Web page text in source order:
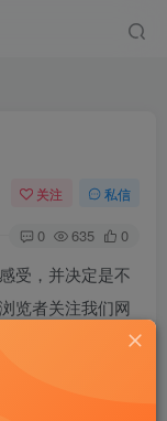
关注 私信
0 635 0
受，并决定是不
览者关注我们网
大伙儿探讨以下
面展示的速率决